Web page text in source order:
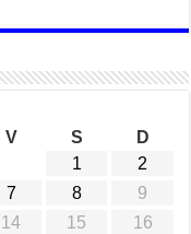
V S
D
1
2
7 8
9
14 15
16